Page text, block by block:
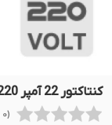
کنتاکتور 22 آمپر 220 ولت هیوندای
(0 نظر )